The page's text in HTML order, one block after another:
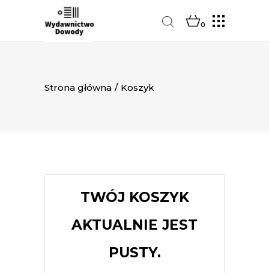
0
Strona główna / Koszyk
TWÓJ KOSZYK
AKTUALNIE JEST
PUSTY.